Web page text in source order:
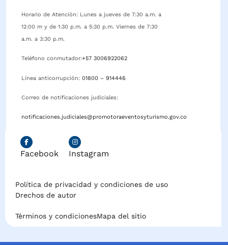
Horario de Atención: Lunes a jueves de 7:30 a.m. a
12:00 m y de 1:30 p.m. a 5:30 p.m. Viernes de 7:30
a.m. a 3:30 p.m.
Teléfono conmutador:+57 3006922062
Línea anticorrupción: 01800 – 914446
Correo de notificaciones judiciales:
notificaciones.judiciales@promotoraeventosyturismo.gov.co
Facebook Instagram
Política de privacidad y condiciones de uso
Drechos de autor
Términos y condicionesMapa del sitio